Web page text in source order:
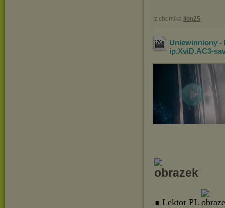
z chomika lion25
Uniewinniony -
ip.XviD.AC3-
∎ Lektor PL